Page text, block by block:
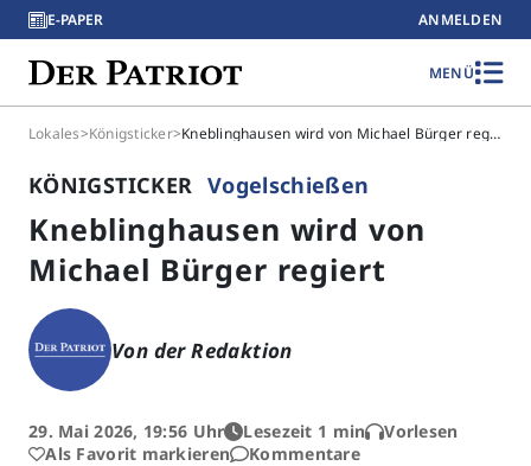
E-PAPER ANMELDEN
MENÜ
Lokales>Königsticker> Kneblinghausen wird von Michael Bürger regiert
KÖNIGSTICKER Vogelschießen
Kneblinghausen wird von
Michael Bürger regiert
Von der Redaktion
29. Mai 2026, 19:56 Uhr Lesezeit 1 min
Vorlesen
Als Favorit markieren
Kommentare